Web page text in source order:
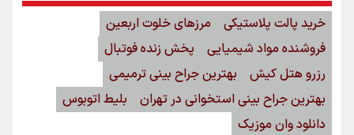
خرید پالت پلاستیکی
مرزهای خلوت اربعین
فروشنده مواد شیمیایی
پخش زنده فوتبال
رزرو هتل کیش
بهترین جراح بینی ترمیمی
بهترین جراح بینی استخوانی در تهران
بلیط اتوبوس
دانلود وان موزیک